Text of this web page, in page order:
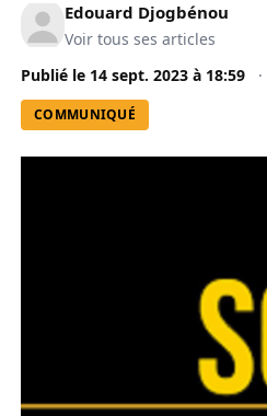
Edouard Djogbénou
Voir tous ses articles
Publié le 14 sept. 2023 à 18:59 ·
COMMUNIQUÉ